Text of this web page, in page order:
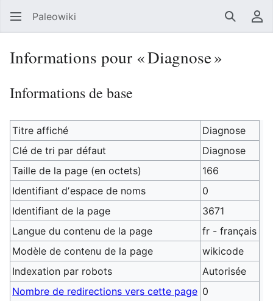
Paleowiki
Informations pour « Diagnose »
Informations de base
Titre affiché
Diagnose
Clé de tri par défaut
Diagnose
Taille de la page (en octets)
166
Identifiant dʼespace de noms
0
Identifiant de la page
3671
Langue du contenu de la page
fr - français
Modèle de contenu de la page
wikicode
Indexation par robots
Autorisée
Nombre de redirections vers cette page 0